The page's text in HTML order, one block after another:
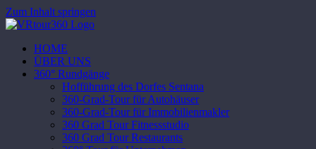
Zum Inhalt springen
HOME
ÜBER UNS
360° Rundgänge
Hofführung des Dorfes Sentana
360-Grad-Tour für Autohäuser
360-Grad-Tour für Immobilienmakler
360 Grad Tour Fitnessstudio
360 Grad Tour Restaurants